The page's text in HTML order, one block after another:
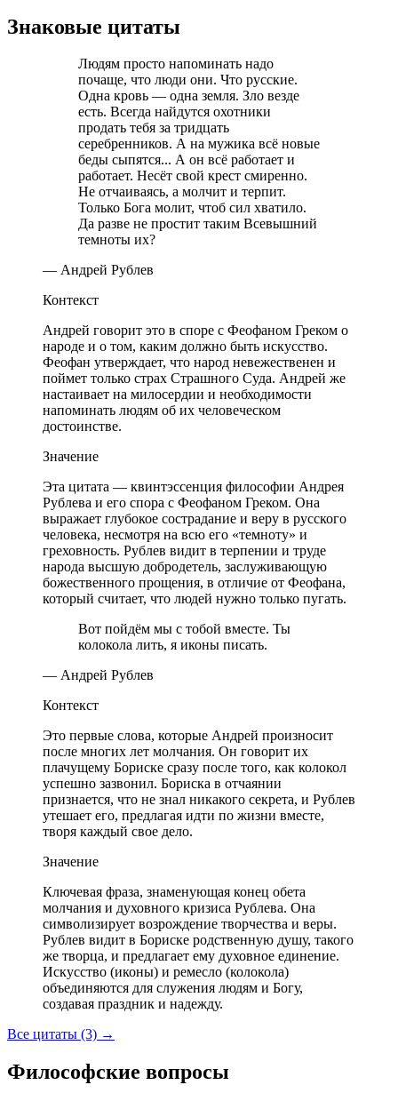
Знаковые цитаты
Людям просто напоминать надо
почаще, что люди они. Что русские.
Одна кровь — одна земля. Зло везде
есть. Всегда найдутся охотники
продать тебя за тридцать
серебренников. А на мужика всё новые
беды сыпятся... А он всё работает и
работает. Несёт свой крест смиренно.
Не отчаиваясь, а молчит и терпит.
Только Бога молит, чтоб сил хватило.
Да разве не простит таким Всевышний
темноты их?
— Андрей Рублев
Контекст
Андрей говорит это в споре с Феофаном Греком о
народе и о том, каким должно быть искусство.
Феофан утверждает, что народ невежественен и
поймет только страх Страшного Суда. Андрей же
настаивает на милосердии и необходимости
напоминать людям об их человеческом
достоинстве.
Значение
Эта цитата — квинтэссенция философии Андрея
Рублева и его спора с Феофаном Греком. Она
выражает глубокое сострадание и веру в русского
человека, несмотря на всю его «темноту» и
греховность. Рублев видит в терпении и труде
народа высшую добродетель, заслуживающую
божественного прощения, в отличие от Феофана,
который считает, что людей нужно только пугать.
Вот пойдём мы с тобой вместе. Ты
колокола лить, я иконы писать.
— Андрей Рублев
Контекст
Это первые слова, которые Андрей произносит
после многих лет молчания. Он говорит их
плачущему Бориске сразу после того, как колокол
успешно зазвонил. Бориска в отчаянии
признается, что не знал никакого секрета, и Рублев
утешает его, предлагая идти по жизни вместе,
творя каждый свое дело.
Значение
Ключевая фраза, знаменующая конец обета
молчания и духовного кризиса Рублева. Она
символизирует возрождение творчества и веры.
Рублев видит в Бориске родственную душу, такого
же творца, и предлагает ему духовное единение.
Искусство (иконы) и ремесло (колокола)
объединяются для служения людям и Богу,
создавая праздник и надежду.
Все цитаты (3) →
Философские вопросы